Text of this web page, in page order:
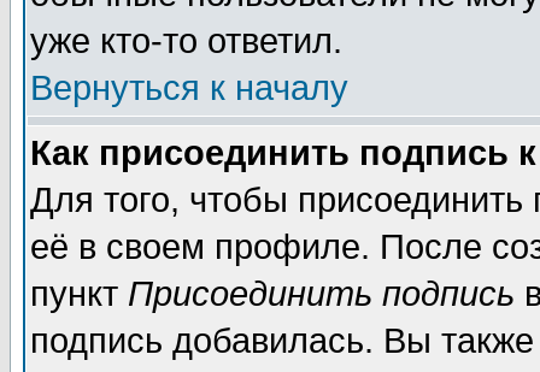
уже кто-то ответил.
Вернуться к началу
Как присоединить подпись
Для того, чтобы
её в своем профиле. После
пункт Присоединить подпись
подпись добавилась. Вы